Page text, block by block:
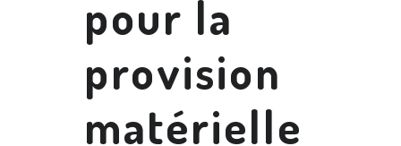
pour la
provision
matérielle